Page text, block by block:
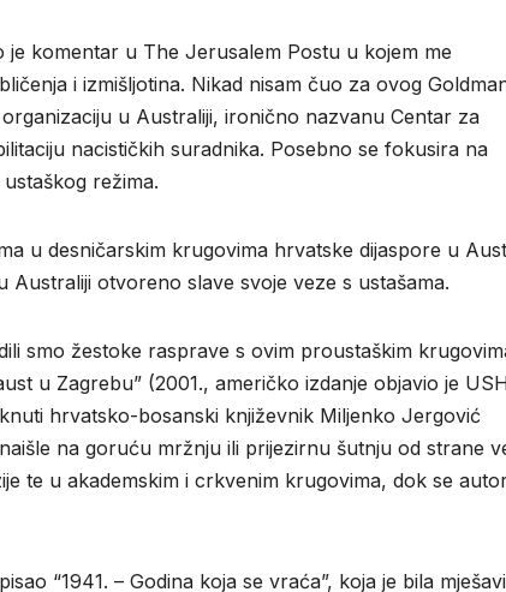
je komentar u The Jerusalem Postu u kojem me
i izmišljotina. Nikad nisam čuo za ovog
u Australiji, ironično nazvanu Centar za
nacističkih suradnika. Posebno se fokusira na
režima.
u desničarskim krugovima hrvatske dijaspore u
otvoreno slave svoje veze s ustašama.
smo žestoke rasprave s ovim proustaškim
u Zagrebu” (2001., američko izdanje objavio je
hrvatsko-bosanski književnik Miljenko Jergović
na goruću mržnju ili prijezirnu šutnju od strane
te u akademskim i crkvenim krugovima, dok se
“1941. – Godina koja se vraća”, koja je bila